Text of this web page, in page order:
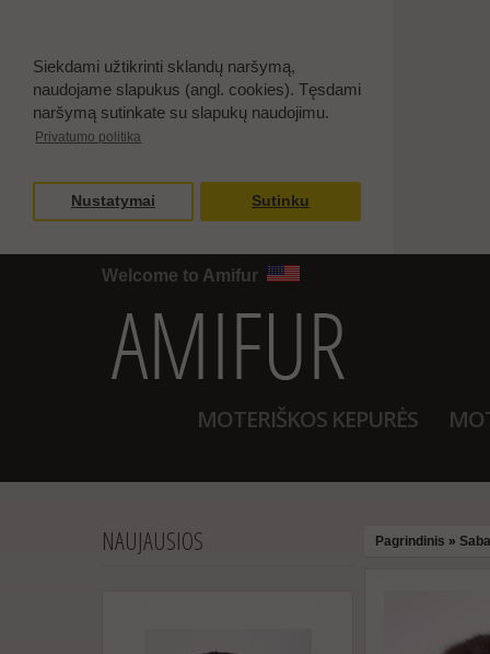
Siekdami užtikrinti sklandų naršymą,
naudojame slapukus (angl. cookies). Tęsdami
naršymą sutinkate su slapukų naudojimu.
Privatumo politika
Nustatymai Sutinku
Welcome to Amifur
MOTERIŠKOS KEPURĖS
NAUJAUSIOS Pagrindinis »